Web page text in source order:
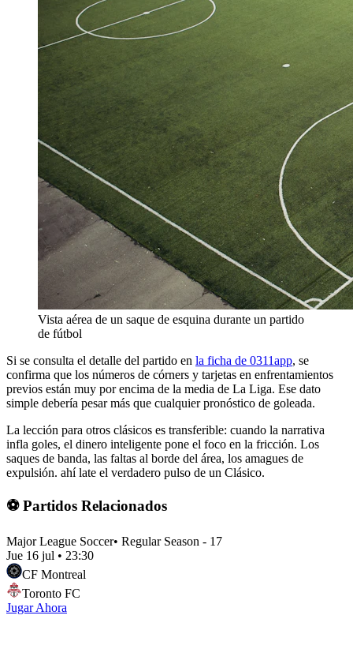
Vista aérea de un saque de esquina durante un partido
de fútbol
Si se consulta el detalle del partido en la ficha de 0311app, se
confirma que los números de córners y tarjetas en enfrentamientos
previos están muy por encima de la media de La Liga. Ese dato
simple debería pesar más que cualquier pronóstico de goleada.
La lección para otros clásicos es transferible: cuando la narrativa
infla goles, el dinero inteligente pone el foco en la fricción. Los
saques de banda, las faltas al borde del área, los amagues de
expulsión. ahí late el verdadero pulso de un Clásico.
⚽ Partidos Relacionados
Major League Soccer• Regular Season - 17
Jue 16 jul • 23:30
CF Montreal
Toronto FC
Jugar Ahora